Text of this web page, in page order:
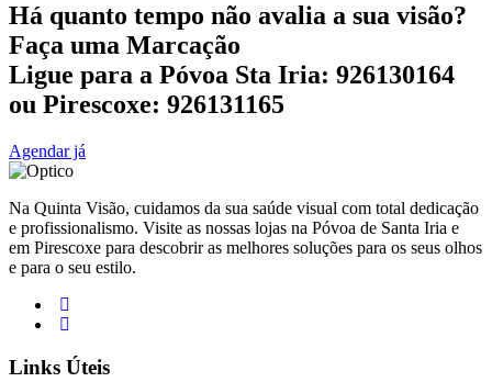
Há quanto tempo não avalia a sua visão?
Faça uma Marcação
Ligue para a Póvoa Sta Iria: 926130164
ou Pirescoxe: 926131165
Agendar já
Na Quinta Visão, cuidamos da sua saúde visual com total dedicação
e profissionalismo. Visite as nossas lojas na Póvoa de Santa Iria e
em Pirescoxe para descobrir as melhores soluções para os seus olhos
e para o seu estilo.
Links Úteis